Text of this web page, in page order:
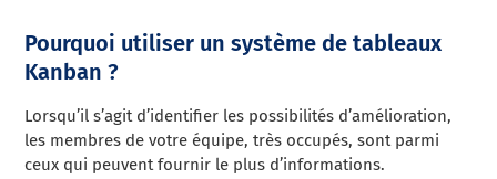
Pourquoi utiliser un système de tableaux
Kanban ?
Lorsqu’il s’agit d’identifier les possibilités d’amélioration,
les membres de votre équipe, très occupés, sont parmi
ceux qui peuvent fournir le plus d’informations.